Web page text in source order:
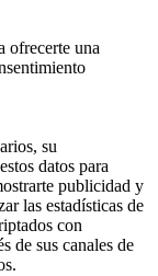
ofrecerte una
su
datos para
publicidad y
las estadísticas de
con
de sus canales de